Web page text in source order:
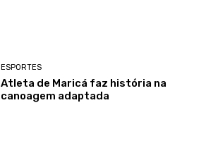
ESPORTES
Atleta de Maricá faz história na
canoagem adaptada